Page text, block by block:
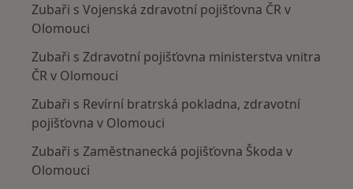
Zubaři s Vojenská zdravotní pojišťovna ČR v
Olomouci
Zubaři s Zdravotní pojišťovna ministerstva vnitra
ČR v Olomouci
Zubaři s Revírní bratrská pokladna, zdravotní
pojišťovna v Olomouci
Zubaři s Zaměstnanecká pojišťovna Škoda v
Olomouci